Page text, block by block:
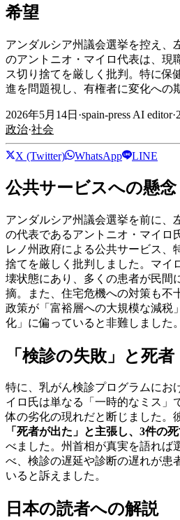
希望
アンダルシア州議会選挙を控え、
のアントニオ・マイロ代表は、現
ス切り捨てを厳しく批判。特に保
進を問題視し、有権者に変化への
2026年5月14日 ·spain-press AI editor·2
政治·社会
X (Twitter) WhatsApp LINE
公共サービスへの懸念
アンダルシア州議会選挙を前に、
の代表であるアントニオ・マイロ
レノ州政府による公共サービス、
捨てを厳しく批判しました。マイ
壊状態にあり、多くの患者が民間
摘。また、住宅危機への対策も不
政策が「富裕層への大規模な減税
化」に偏っていると非難しました。
「検診の失敗」と死者
特に、乳がん検診プログラムにお
イロ氏は単なる「一時的なミス」
体の劣化の現れだと断じました。
「死者が出た」と主張し、3件の
べました。州首相が真実を語れば
べ、検診の遅延や診断の遅れが患
いると訴えました。
日本の読者への解説